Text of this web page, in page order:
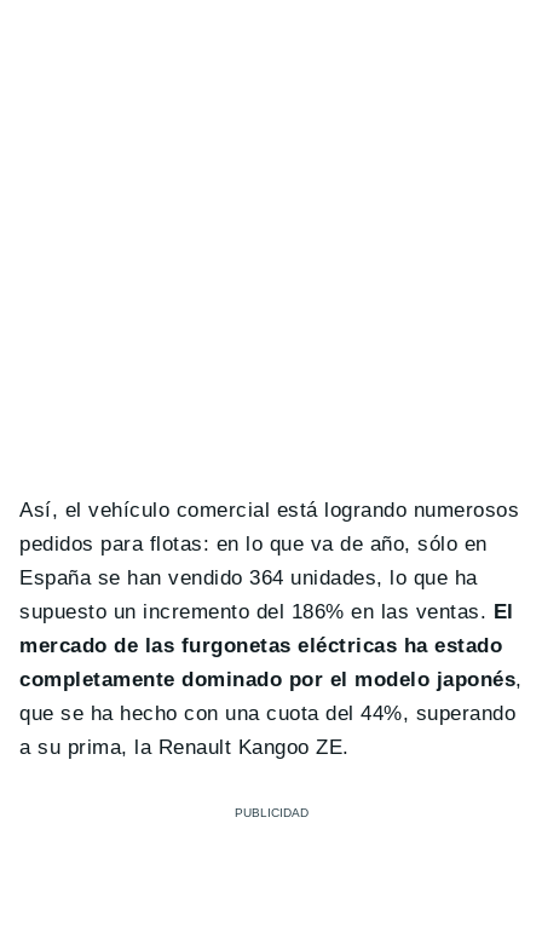
Así, el vehículo comercial está logrando numerosos
pedidos para flotas: en lo que va de año, sólo en
España se han vendido 364 unidades, lo que ha
supuesto un incremento del 186% en las ventas. El
mercado de las furgonetas eléctricas ha estado
completamente dominado por el modelo japonés,
que se ha hecho con una cuota del 44%, superando
a su prima, la Renault Kangoo ZE.